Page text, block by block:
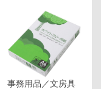
事務用品／文房具